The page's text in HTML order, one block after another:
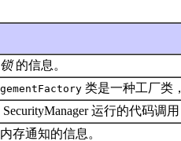
锁的信息。
类是一种工厂类
运行的代码调
存通知的信息。